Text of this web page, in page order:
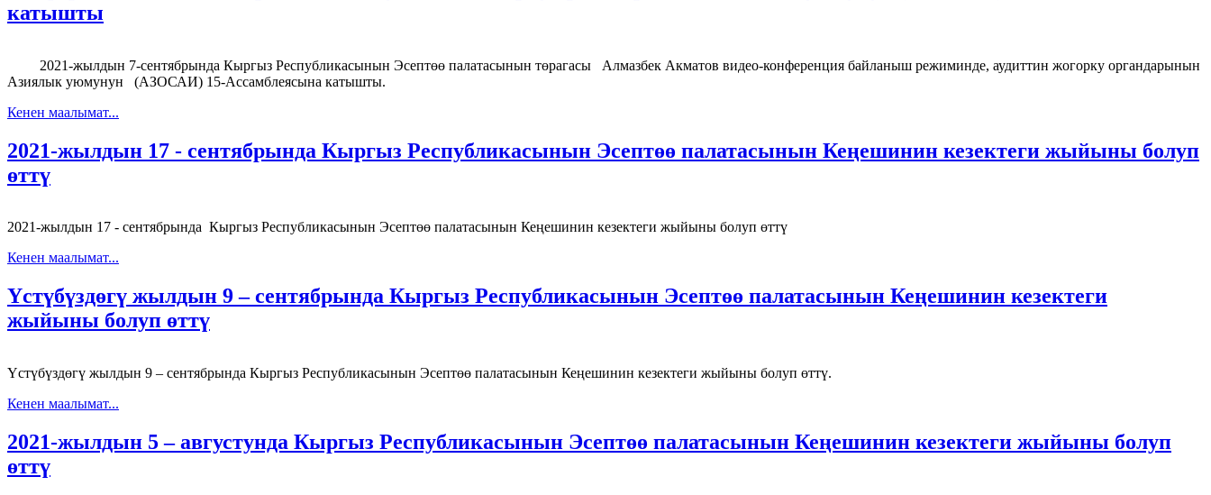
катышты
2021-жылдын 7-сентябрында Кыргыз Республикасынын Эсептөө палатасынын төрагасы Алмазбек Акматов видео-конференция байланыш режиминде, аудиттин жогорку органдарынын
Азиялык уюмунун (АЗОСАИ) 15-Ассамблеясына катышты.
Кенен маалымат...
2021-жылдын 17 - сентябрында Кыргыз Республикасынын Эсептөө палатасынын Кеңешинин кезектеги жыйыны болуп
өттү
2021-жылдын 17 - сентябрында Кыргыз Республикасынын Эсептөө палатасынын Кеңешинин кезектеги жыйыны болуп өттү
Кенен маалымат...
Үстүбүздөгү жылдын 9 – сентябрында Кыргыз Республикасынын Эсептөө палатасынын Кеңешинин кезектеги
жыйыны болуп өттү
Үстүбүздөгү жылдын 9 – сентябрында Кыргыз Республикасынын Эсептөө палатасынын Кеңешинин кезектеги жыйыны болуп өттү.
Кенен маалымат...
2021-жылдын 5 – августунда Кыргыз Республикасынын Эсептөө палатасынын Кеңешинин кезектеги жыйыны болуп
өттү